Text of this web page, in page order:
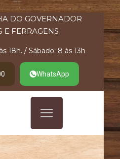
DO GOVERNADOR
E FERRAGENS
18h. / Sábado: 8 às 13h
WhatsApp